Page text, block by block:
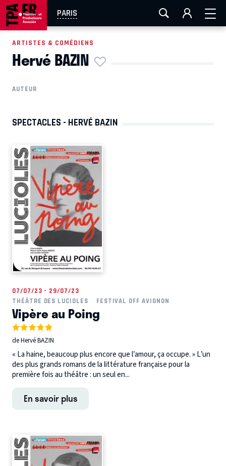
PARIS
AIX-MARSEILLE LA ROCHELLE
EN TOURNÉE
ARTISTES & COMÉDIENS
Hervé BAZIN
AUTEUR
SPECTACLES - HERVÉ BAZIN
07/07/23 - 29/07/23
THÉÂTRE DES LUCIOLES
FESTIVAL OFF AVIGNON
Vipère au Poing
de Hervé BAZIN
« La haine, beaucoup plus encore que l’amour, ça occupe. » L’un
des plus grands romans de la littérature française pour la
première fois au théâtre : un seul en...
En savoir plus